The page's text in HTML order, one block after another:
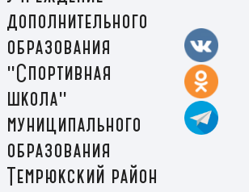
дополнительного
образования
"Спортивная
школа"
муниципального
образования
Темрюкский район